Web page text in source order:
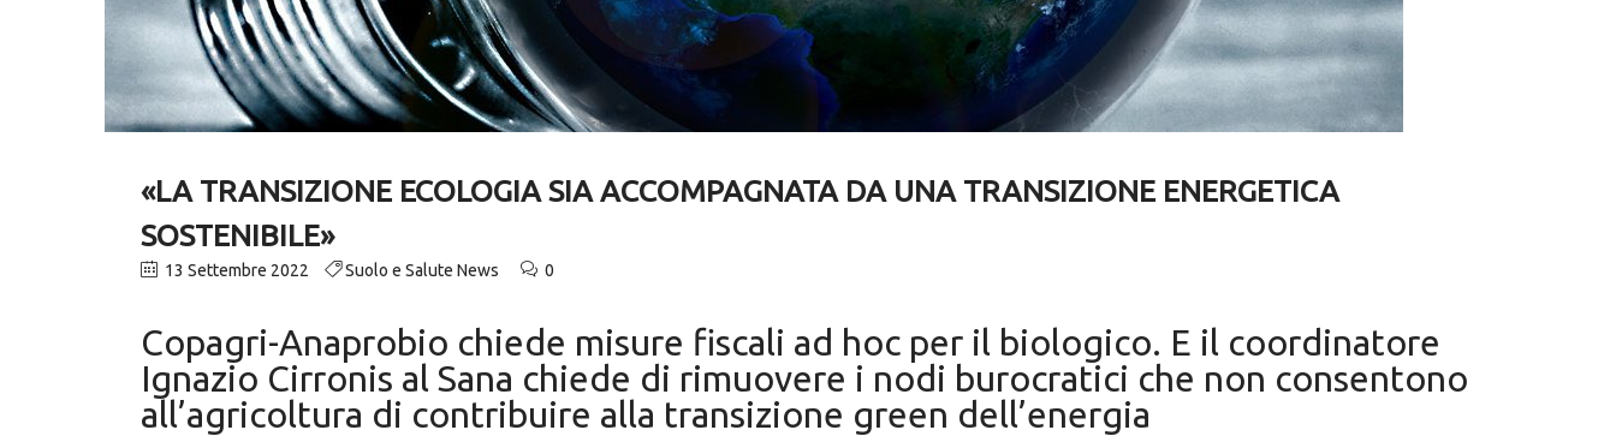
«LA TRANSIZIONE ECOLOGIA SIA ACCOMPAGNATA DA UNA TRANSIZIONE ENERGETICA
SOSTENIBILE»
13 Settembre 2022 Suolo e Salute News 0
Copagri-Anaprobio chiede misure fiscali ad hoc per il biologico. E il coordinatore
Ignazio Cirronis al Sana chiede di rimuovere i nodi burocratici che non consentono
all’agricoltura di contribuire alla transizione green dell’energia